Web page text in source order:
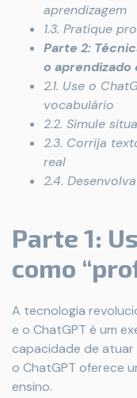
aprendizagem
1.3. Pratique
Parte 2:
o aprendizado
2.1. Use o
vocabulário
2.2. Simule
2.3. Corrija
real
2.4.
Parte 1:
como
A tecnologia
e o ChatGPT é um
capacidade de atuar
o ChatGPT oferece
ensino.